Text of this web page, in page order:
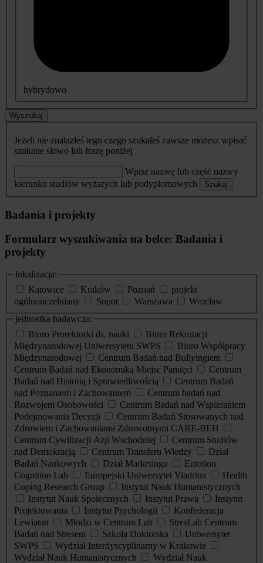
hybrydowo
Wyszukaj
Jeżeli nie znalazłeś tego czego szukałeś zawsze możesz wpisać
szukane słowo lub frazę poniżej
Wpisz nazwę lub część nazwy
kierunku studiów wyższych lub podyplomowych
Szukaj
Badania i projekty
Formularz wyszukiwania na belce: Badania i
projekty
lokalizacja:
Katowice
Kraków Poznań
projekt
ogólnouczelniany
Sopot Warszawa
Wrocław
jednostka badawcza:
Biuro Prorektorki ds. nauki
Biuro Rekrutacji
Międzynarodowej Uniwersytetu SWPS
Biuro Współpracy
Międzynarodowej
Centrum Badań nad Bullyingiem
Centrum Badań nad Ekonomiką Miejsc Pamięci
Centrum
Badań nad Historią i Sprawiedliwością
Centrum Badań
nad Poznaniem i Zachowaniem
Centrum badań nad
Rozwojem Osobowości
Centrum Badań nad Wspieraniem
Podejmowania Decyzji
Centrum Badań Stosowanych nad
Zdrowiem i Zachowaniami Zdrowotnymi CARE-BEH
Centrum Cywilizacji Azji Wschodniej
Centrum Studiów
nad Demokracją
Centrum Transferu Wiedzy
Dział
Badań Naukowych
Dział Marketingu
Emotion
Cognition Lab
Europejski Uniwersytet Viadrina
Health
Coping Research Group
Instytut Nauk Humanistycznych
Instytut Nauk Społecznych
Instytut Prawa
Instytut
Projektowania
Instytut Psychologii
Konfederacja
Lewiatan
Młodzi w Centrum Lab
StresLab Centrum
Badań nad Stresem
Szkoła Doktorska
Uniwersytet
SWPS
Wydział Interdyscyplinarny w Krakowie
Wydział Nauk Humanistycznych
Wydział Nauk